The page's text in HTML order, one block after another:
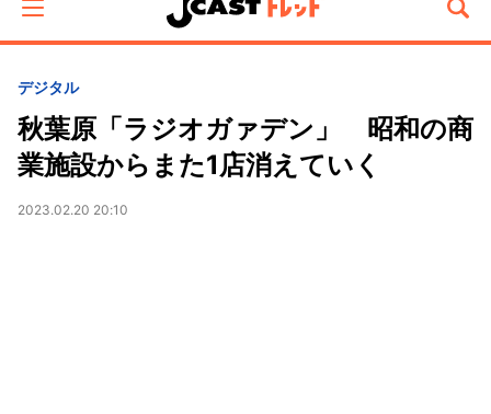
デジタル
秋葉原「ラジオガァデン」 昭和の商
業施設からまた1店消えていく
2023.02.20 20:10